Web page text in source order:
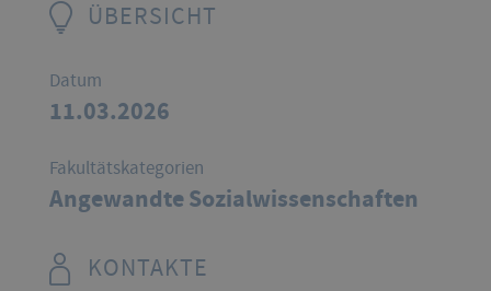
ÜBERSICHT
Datum
11.03.2026
Fakultätskategorien
Angewandte Sozialwissenschaften
KONTAKTE